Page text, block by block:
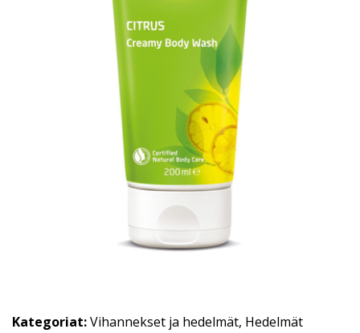
Kategoriat:Vihannekset ja hedelmät, Hedelmät